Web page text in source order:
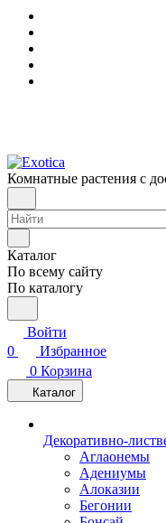
Комнатные растения с
Каталог
По всему сайту
По каталогу
Войти
0
Избранное
0 Корзина
Каталог
Декоративно-
Аглаонемы
Адениумы
Алоказии
Бегонии